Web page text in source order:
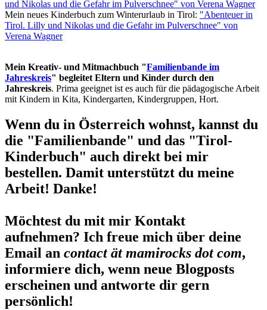
Mein neues Kinderbuch zum Winterurlaub in Tirol: "Abenteuer in
Tirol. Lilly und Nikolas und die Gefahr im Pulverschnee" von
Verena Wagner
Mein Kreativ- und Mitmachbuch "Familienbande im
Jahreskreis" begleitet Eltern und Kinder durch den
Jahreskreis. Prima geeignet ist es auch für die pädagogische Arbeit
mit Kindern in Kita, Kindergarten, Kindergruppen, Hort.
Wenn du in Österreich wohnst, kannst du
die "Familienbande" und das "Tirol-
Kinderbuch" auch direkt bei mir
bestellen. Damit unterstützt du meine
Arbeit! Danke!
Möchtest du mit mir Kontakt
aufnehmen? Ich freue mich über deine
Email an contact ät mamirocks dot com,
informiere dich, wenn neue Blogposts
erscheinen und antworte dir gern
persönlich!